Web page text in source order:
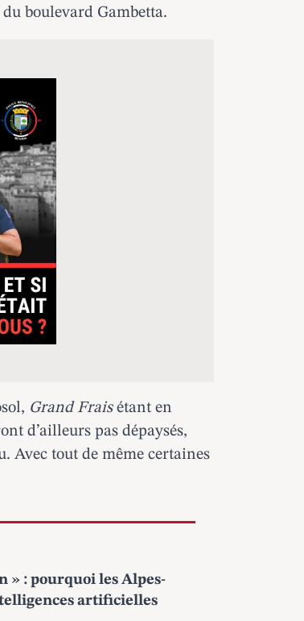
boulevard Gambetta.
Grand Fraisétant en
d’ailleurs pas dépaysés,
Avec tout de même certaines
» : pourquoi les Alpes-
artificielles